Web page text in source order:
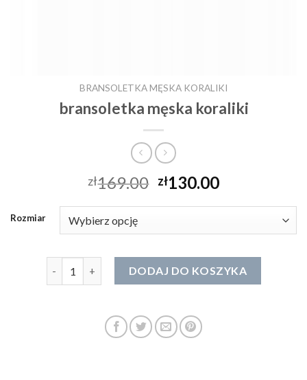
BRANSOLETKA MĘSKA KORALIKI
bransoletka męska koraliki
zł169.00 zł130.00
Rozmiar
ilość bransoletka męska koraliki
DODAJ DO KOSZYKA